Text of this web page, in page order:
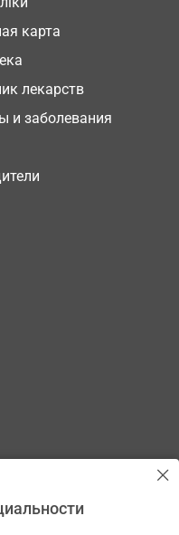
карта
лекарств
и заболевания